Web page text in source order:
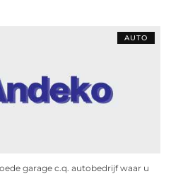
AUTO
garage c.q. autobedrijf waar u